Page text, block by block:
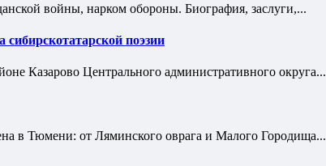
войны, нарком обороны. Биография, заслуги,...
поэзии
Казарово Центрального административного округа...
в Тюмени: от Ляминского оврага и Малого Городища...